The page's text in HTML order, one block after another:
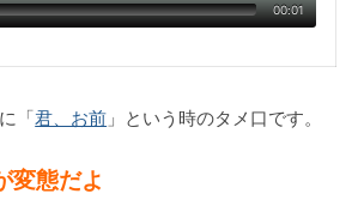
00:01
「君、お前 」という時のタメ口です。
変態だよ